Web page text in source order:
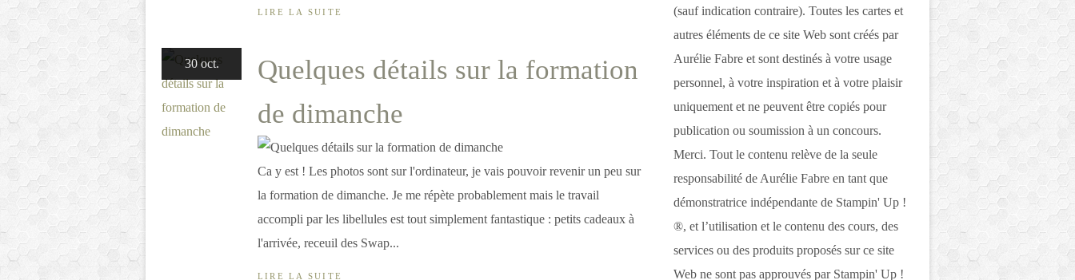
LIRE LA SUITE
30 oct.
Quelques détails sur la formation
de dimanche
Ca y est ! Les photos sont sur l'ordinateur, je vais pouvoir revenir un peu sur
la formation de dimanche. Je me répète probablement mais le travail
accompli par les libellules est tout simplement fantastique : petits cadeaux à
l'arrivée, receuil des Swap...
LIRE LA SUITE
(sauf indication contraire). Toutes les cartes et
autres éléments de ce site Web sont créés par
Aurélie Fabre et sont destinés à votre usage
personnel, à votre inspiration et à votre plaisir
uniquement et ne peuvent être copiés pour
publication ou soumission à un concours.
Merci. Tout le contenu relève de la seule
responsabilité de Aurélie Fabre en tant que
démonstratrice indépendante de Stampin' Up !
®, et l’utilisation et le contenu des cours, des
services ou des produits proposés sur ce site
Web ne sont pas approuvés par Stampin' Up !